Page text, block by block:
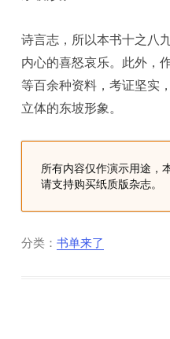
诗言志，所以本书十之八
内心的喜怒哀乐。此外，
等百余种资料，考证坚实
立体的东坡形象。
所有内容仅作演示用途，
请支持购买纸质版杂志。
分类：书单来了